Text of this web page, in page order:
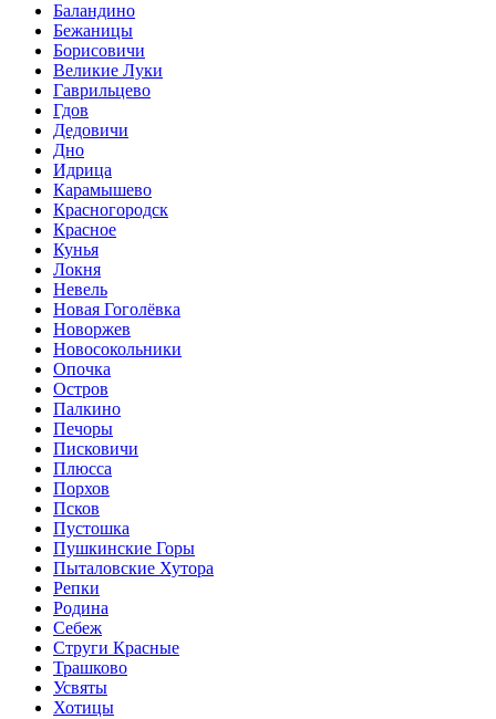
Баландино
Бежаницы
Борисовичи
Великие Луки
Гаврильцево
Гдов
Дедовичи
Дно
Идрица
Карамышево
Красногородск
Красное
Кунья
Локня
Невель
Новая Гоголёвка
Новоржев
Новосокольники
Опочка
Остров
Палкино
Печоры
Писковичи
Плюсса
Порхов
Псков
Пустошка
Пушкинские Горы
Пыталовские Хутора
Репки
Родина
Себеж
Струги Красные
Трашково
Усвяты
Хотицы